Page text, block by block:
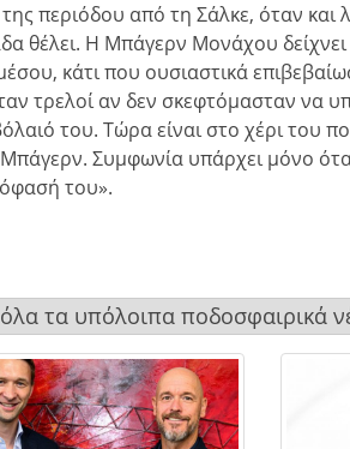
περιόδου από τη Σάλκε, όταν και
θέλει. Η Μπάγερν Μονάχου δείχνει
κάτι που ουσιαστικά
τρελοί αν δεν σκεφτόμασταν να
του. Τώρα είναι στο χέρι του
Μπάγερν. Συμφωνία υπάρχει μόνο
του».
τα υπόλοιπα ποδοσφαιρικά